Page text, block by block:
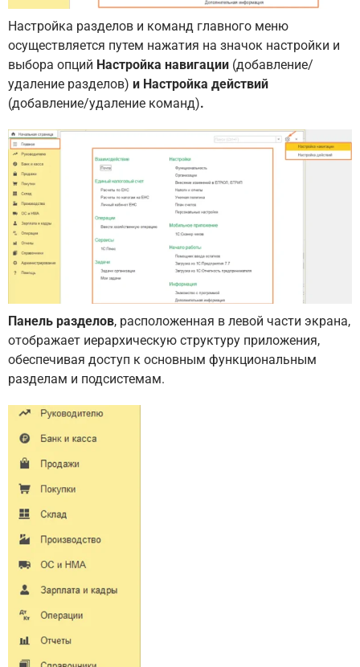
Настройка разделов и команд главного меню
осуществляется путем нажатия на значок настройки и
выбора опций Настройка навигации (добавление/
удаление разделов) и Настройка действий
(добавление/удаление команд).
Панель разделов, расположенная в левой части экрана,
отображает иерархическую структуру приложения,
обеспечивая доступ к основным функциональным
разделам и подсистемам.